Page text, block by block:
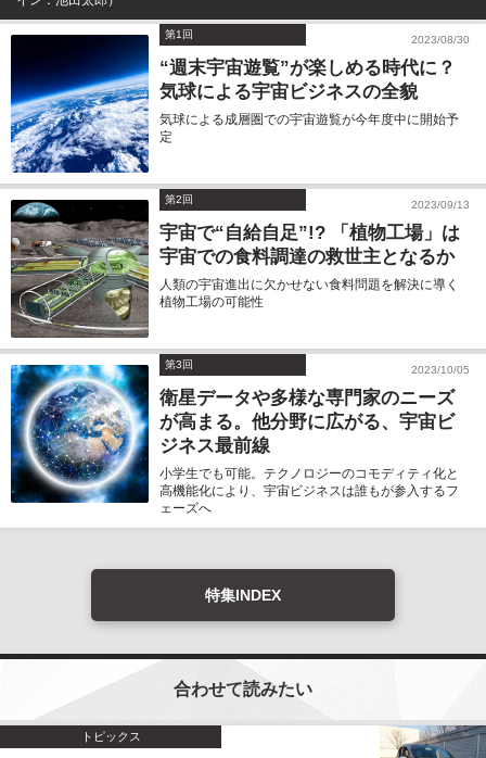
第1回 2023/08/30
“週末宇宙遊覧”が楽しめる時代に？
気球による宇宙ビジネスの全貌
気球による成層圏での宇宙遊覧が今年度中に開始予
定
第2回 2023/09/13
宇宙で“自給自足”!? 「植物工場」は
宇宙での食料調達の救世主となるか
人類の宇宙進出に欠かせない食料問題を解決に導く
植物工場の可能性
第3回 2023/10/05
衛星データや多様な専門家のニーズ
が高まる。他分野に広がる、宇宙ビ
ジネス最前線
小学生でも可能。テクノロジーのコモディティ化と
高機能化により、宇宙ビジネスは誰もが参入するフ
ェーズへ
特集INDEX
合わせて読みたい
トピックス